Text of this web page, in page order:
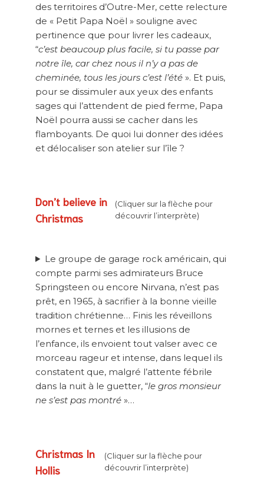
des territoires d’Outre-Mer, cette relecture
de « Petit Papa Noël » souligne avec
pertinence que pour livrer les cadeaux,
“c’est beaucoup plus facile, si tu passe par
notre île, car chez nous il n’y a pas de
cheminée, tous les jours c’est l’été ». Et puis,
pour se dissimuler aux yeux des enfants
sages qui l’attendent de pied ferme, Papa
Noël pourra aussi se cacher dans les
flamboyants. De quoi lui donner des idées
et délocaliser son atelier sur l’île ?
Don’t believe in
Christmas
(Cliquer sur la flèche pour
découvrir l’interprète)
Le groupe de garage rock américain, qui
compte parmi ses admirateurs Bruce
Springsteen ou encore Nirvana, n’est pas
prêt, en 1965, à sacrifier à la bonne vieille
tradition chrétienne… Finis les réveillons
mornes et ternes et les illusions de
l’enfance, ils envoient tout valser avec ce
morceau rageur et intense, dans lequel ils
constatent que, malgré l’attente fébrile
dans la nuit à le guetter, “le gros monsieur
ne s’est pas montré »…
Christmas In
Hollis
(Cliquer sur la flèche pour
découvrir l’interprète)